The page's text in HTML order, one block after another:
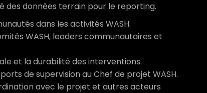
des données terrain pour le reporting.
dans les activités WASH.
WASH, leaders communautaires et
et la durabilité des interventions.
de supervision au Chef de projet WASH.
avec le projet et autres acteurs